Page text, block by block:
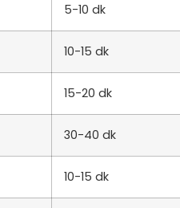
5-10 dk
10-15 dk
15-20 dk
30-40 dk
10-15 dk